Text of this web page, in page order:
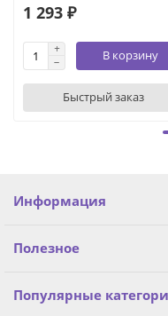
1 293 ₽
В корзину
Быстрый заказ
Информация
Полезное
Популярные